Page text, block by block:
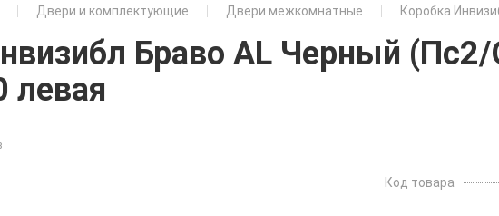
Двери и комплектующие Двери межкомнатные Коробка
Браво AL Черный
левая
Код товара